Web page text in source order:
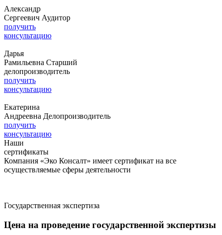
Александр
Сергеевич Аудитор
получить
консультацию
Дарья
Рамильевна Старший
делопроизводитель
получить
консультацию
Екатерина
Андреевна Делопроизводитель
получить
консультацию
Наши
сертификаты
Компания «Эко Консалт» имеет сертификат на все
осуществляемые сферы деятельности
Государственная экспертиза
Цена на проведение государственной экспертизы